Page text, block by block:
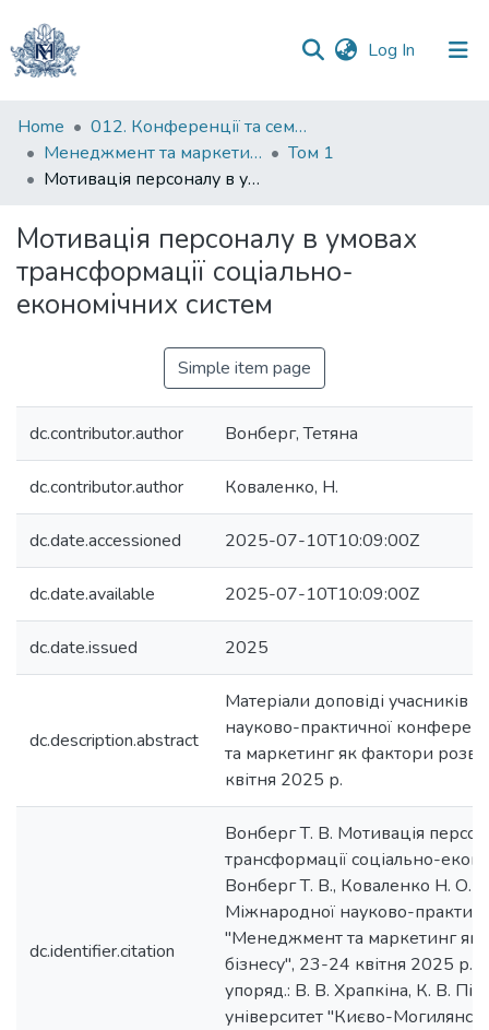
Log In (current)
Communities
&
Collections
Statistics
Home
012. Конференції та семінари НаУКМА
Менеджмент та маркетинг як фактори розвитку бізнесу : матеріали III Міжнародної науково-практичної конференції 23-24 квітня 2025 р.
Том 1
Мотивація персоналу в умовах трансформації соціально-економічних систем
Мотивація персоналу в умовах
трансформації соціально-
економічних систем
Simple item page
dc.contributor.author Вонберг, Тетяна
dc.contributor.author Коваленко, Н.
dc.date.accessioned 2025-07-10T10:09:00Z
dc.date.available 2025-07-10T10:09:00Z
dc.date.issued 2025
dc.description.abstract
Матеріали доповіді учасників
науково-практичної
та маркетинг як фактори
квітня 2025 р.
dc.identifier.citation
Вонберг Т. В. Мотивація
трансформації соціально-
Вонберг Т. В., Коваленко Н. О. //
Міжнародної науково-
"Менеджмент та маркетинг як
бізнесу", 23-24 квітня 2025 р. :
упоряд.: В. В. Храпкіна, К. В.
університет "Києво-